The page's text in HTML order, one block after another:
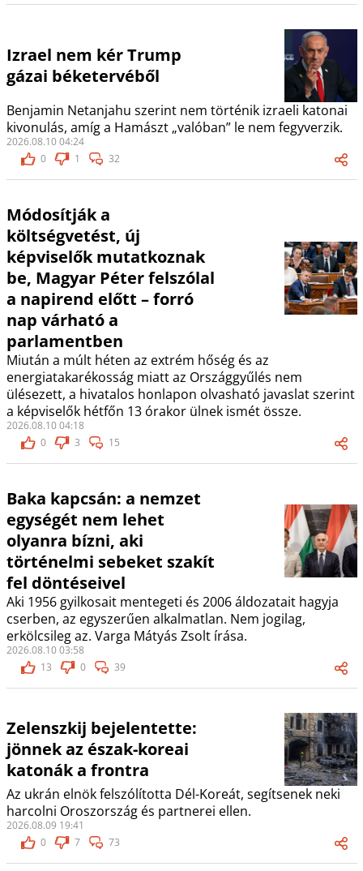
Izrael nem kér Trump
gázai béketervéből
Benjamin Netanjahu szerint nem történik izraeli katonai
kivonulás, amíg a Hamászt „valóban” le nem fegyverzik.
2026.08.10 04:24
0
1 32
Módosítják a
költségvetést, új
képviselők mutatkoznak
be, Magyar Péter felszólal
a napirend előtt – forró
nap várható a
parlamentben
Miután a múlt héten az extrém hőség és az
energiatakarékosság miatt az Országgyűlés nem
ülésezett, a hivatalos honlapon olvasható javaslat szerint
a képviselők hétfőn 13 órakor ülnek ismét össze.
2026.08.10 04:18
0
3 15
Baka kapcsán: a nemzet
egységét nem lehet
olyanra bízni, aki
történelmi sebeket szakít
fel döntéseivel
Aki 1956 gyilkosait mentegeti és 2006 áldozatait hagyja
cserben, az egyszerűen alkalmatlan. Nem jogilag,
erkölcsileg az. Varga Mátyás Zsolt írása.
2026.08.10 03:58
13
0 39
Zelenszkij bejelentette:
jönnek az észak-koreai
katonák a frontra
Az ukrán elnök felszólította Dél-Koreát, segítsenek neki
harcolni Oroszország és partnerei ellen.
2026.08.09 19:41
0
7 73